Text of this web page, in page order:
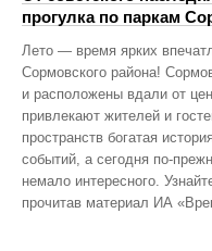
прогулка по паркам
Лето — время ярких
Сормовского района!
и расположены вдали от
привлекают жителей и
пространств богатая
событий, а сегодня
немало интересного.
прочитав материал ИА